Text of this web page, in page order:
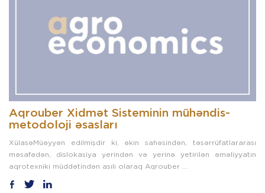
Aqrouber Xidmət Sisteminin mühəndis-
metodoloji əsasları
XülasəMüəyyən edilmişdir ki, əkin sahəsindən, təsərrüfatlararası
məsafədən, dislokasiya yerindən və yerinə yetirilən əməliyyatın
aqrotexniki müddətindən asılı olaraq Aqrouber ...